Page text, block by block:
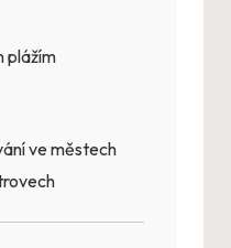
plážím
ve městech